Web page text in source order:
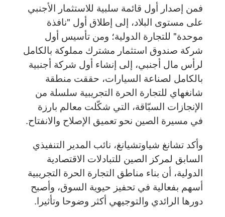
فمن إصدار أول قائمة سلبية للاستثمار الأجنبي
على مستوى البلاد، إلى إطلاق أول "نافذة
موحدة" للتجارة الدولية؛ ومن تأسيس أول
شركة صندوق استثمار مشترك مملوكة بالكامل
لرأس مال أجنبي، إلى إنشاء أول شركة أجنبية
بالكامل لصناعة السيارات، حققت منطقة
شانغهاي للتجارة الحرة التجريبية سلسلة من
الإنجازات السبّاقة، التي شكّلت معالم بارزة
في مسيرة الصين نحو تعميق الإصلاح والانفتاح.
وأكد تشانغ شياوتشيانغ، نائب المدير التنفيذي
السابق لمركز الصين للتبادلات الاقتصادية
الدولية، أن بناء مناطق التجارة الحرة التجريبية
أسهم بفعالية في تحفيز حيوية السوق، وأصبح
دورها الرائدي والتوجيهي أكثر وضوحا وتأثيرا.